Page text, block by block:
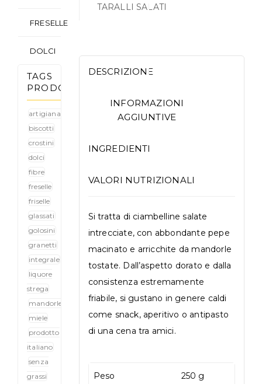
FRESELLE
DOLCI
TAGS
PRODOTTI
artigianale
biscotti
crostini
dolci
fibre
freselle
friselle
glassati
golosini
granetti
integrale
liquore
strega
mandorle
miele
prodotto
italiano
senza
grassi
TARALLI SALATI
DESCRIZIONE
INFORMAZIONI
AGGIUNTIVE
INGREDIENTI
VALORI NUTRIZIONALI
Si tratta di ciambelline salate
intrecciate, con abbondante pepe
macinato e arricchite da mandorle
tostate. Dall’aspetto dorato e dalla
consistenza estremamente
friabile, si gustano in genere caldi
come snack, aperitivo o antipasto
di una cena tra amici.
Peso 250 g